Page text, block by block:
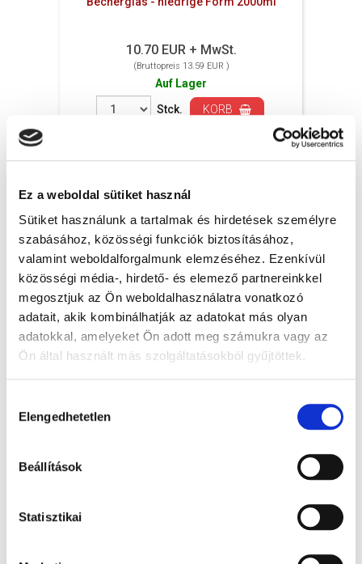
Ez a weboldal sütiket használ
Sütiket használunk a tartalmak és hirdetések személyre
szabásához, közösségi funkciók biztosításához,
valamint weboldalforgalmunk elemzéséhez. Ezenkívül
közösségi média-, hirdető- és elemező partnereinkkel
megosztjuk az Ön weboldalhasználatra vonatkozó
adatait, akik kombinálhatják az adatokat más olyan
adatokkal, amelyeket Ön adott meg számukra vagy az
Ön által használt más szolgáltatásokból gyűjtöttek.
kiválasztása
Elengedhetetlen
Beállítások
Statisztikai
10.70 EUR + MwSt.
(Bruttopreis 13.59 EUR )
Auf Lager
Stck.
KORB